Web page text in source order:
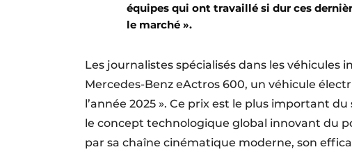
équipes qui ont travaillé si dur ces
le marché ».
Les journalistes spécialisés dans les véhicules
Mercedes-Benz eActros 600, un véhicule
l’année 2025 ». Ce prix est le plus important
le concept technologique global innovant du
par sa chaîne cinématique moderne, son